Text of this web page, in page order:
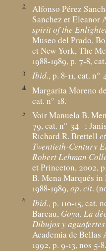
2
Alfonso Pérez
Sanchez et Eleanor
spirit of the
Museo del Prado,
et New York, The
1988-1989, p. 7-8,
3 Ibid., p. 8-11, cat. n°
4 Margarita Moreno
cat. n° 18.
5 Voir Manuela B.
79, cat. n° 34 ;
Richard R. Brettell
Twentieth-Century
Robert Lehman
et Princeton, 2002,
B. Mena Marqués in
1988-1989,op. cit.
6 Ibid., p. 110-15, cat.
Bareau, Goya. La
Dibujos y aguafertes
Academia de Bellas
1992, p. 9-13, nos 5-8.